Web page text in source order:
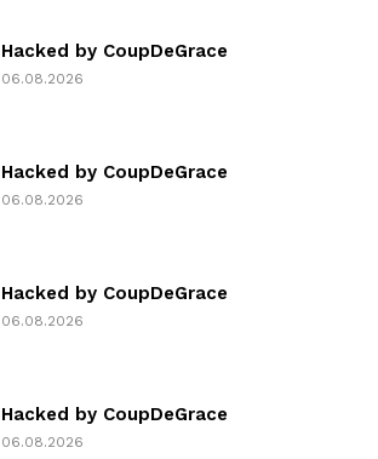
Hacked by CoupDeGrace
06.08.2026
Hacked by CoupDeGrace
06.08.2026
Hacked by CoupDeGrace
06.08.2026
Hacked by CoupDeGrace
06.08.2026